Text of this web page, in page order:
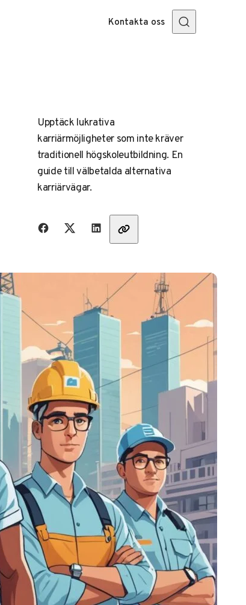
Kontakta oss
Upptäck lukrativa
karriärmöjligheter som inte kräver
traditionell högskoleutbildning. En
guide till välbetalda alternativa
karriärvägar.
Dela med vänner